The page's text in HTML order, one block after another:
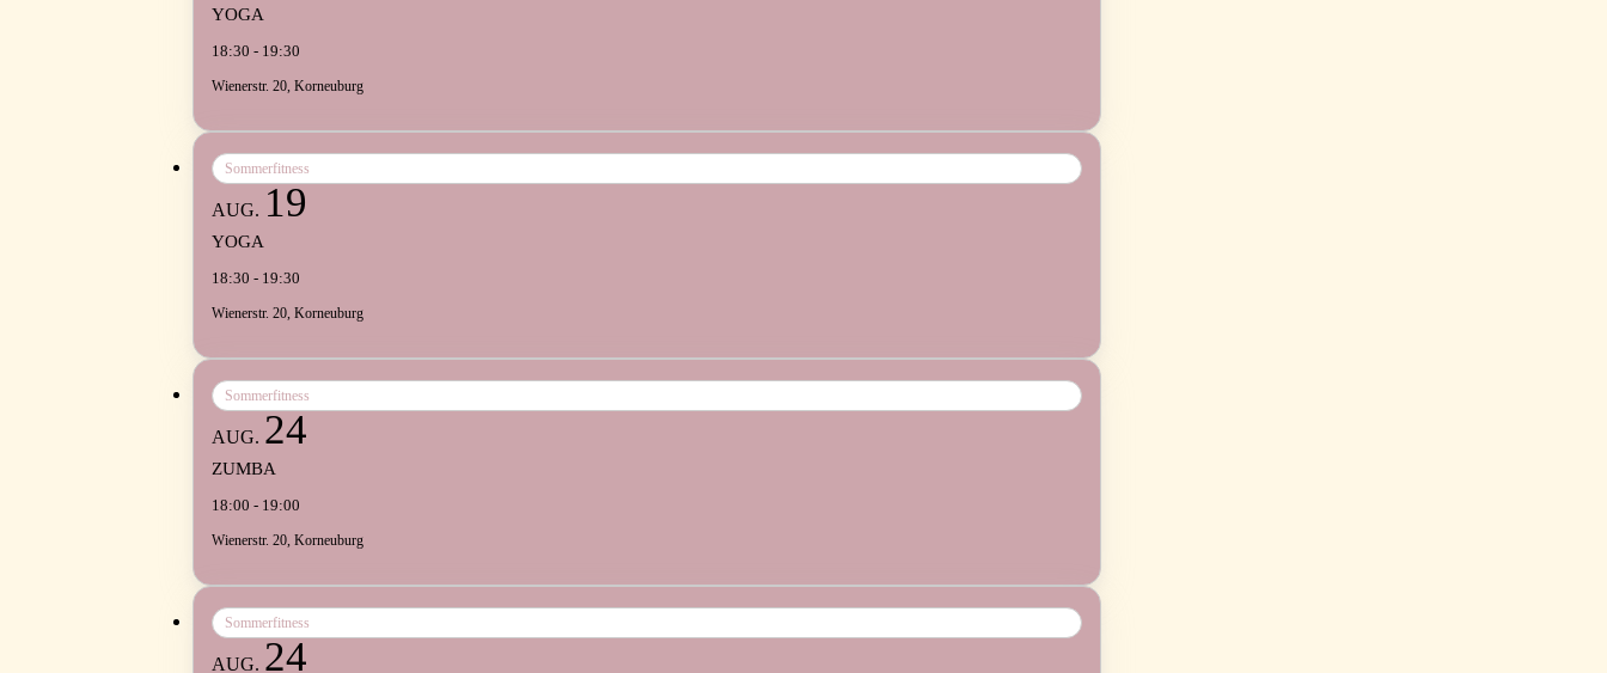
YOGA
18:30 - 19:30
Wienerstr. 20, Korneuburg
Sommerfitness
AUG. 19
YOGA
18:30 - 19:30
Wienerstr. 20, Korneuburg
Sommerfitness
AUG. 24
ZUMBA
18:00 - 19:00
Wienerstr. 20, Korneuburg
Sommerfitness
AUG. 24